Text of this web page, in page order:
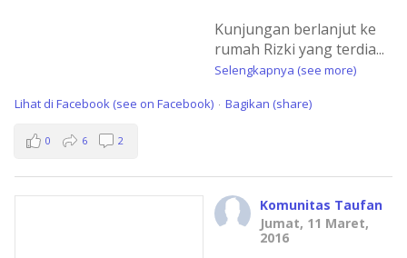
Kunjungan berlanjut ke
rumah Rizki yang terdia...
Selengkapnya (see more)
Lihat di Facebook (see on Facebook) · Bagikan (share)
0 6 2
Komunitas Taufan
Jumat, 11 Maret,
2016